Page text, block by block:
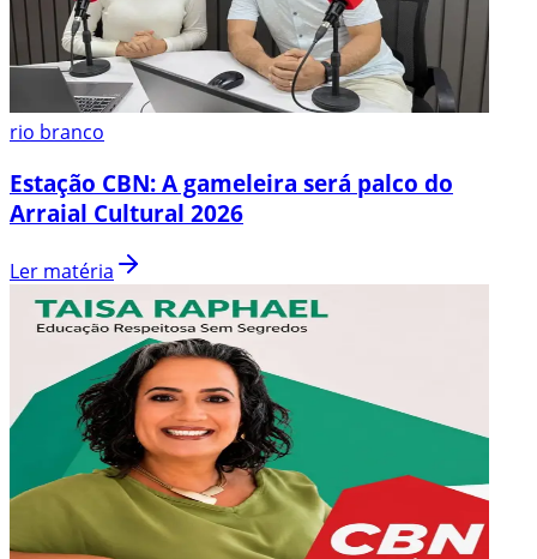
rio branco
Estação CBN: A gameleira será palco do
Arraial Cultural 2026
Ler matéria